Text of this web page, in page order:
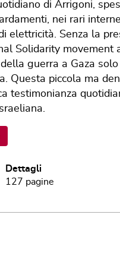
di Arrigoni,
nei rari
elettricità. Senza la
Solidarity movement
guerra a Gaza
Questa piccola ma
testimonianza
Dettagli
127 pagine